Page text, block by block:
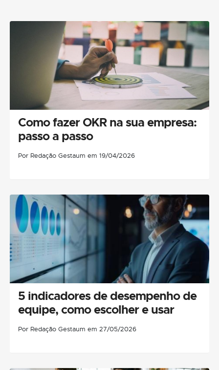
Como fazer OKR na sua empresa:
passo a passo
Por Redação Gestaum em 19/04/2026
5 indicadores de desempenho de
equipe, como escolher e usar
Por Redação Gestaum em 27/05/2026